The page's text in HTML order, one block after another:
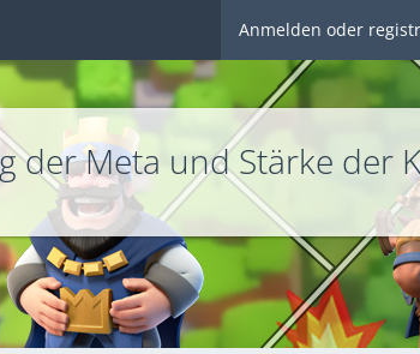
Anmelden oder
der Meta und Stärke der